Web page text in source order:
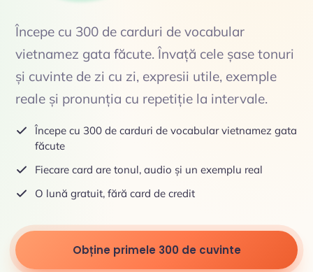
Începe cu 300 de carduri de vocabular
vietnamez gata făcute. Învață cele șase tonuri
și cuvinte de zi cu zi, expresii utile, exemple
reale și pronunția cu repetiție la intervale.
Începe cu 300 de carduri de vocabular vietnamez gata
făcute
Fiecare card are tonul, audio și un exemplu real
O lună gratuit, fără card de credit
Obține primele 300 de cuvinte